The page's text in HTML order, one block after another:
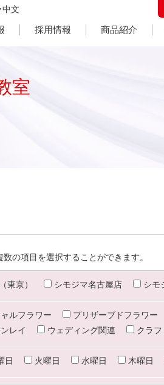
中文
採用情報 商品紹介
室
の項目を選択することができます。
東京） シモジマ名古屋店 シモ
ルフラワー プリザーブドフラワー
レイ
ウェディング関連 クラフ
日 火曜日 水曜日 木曜日